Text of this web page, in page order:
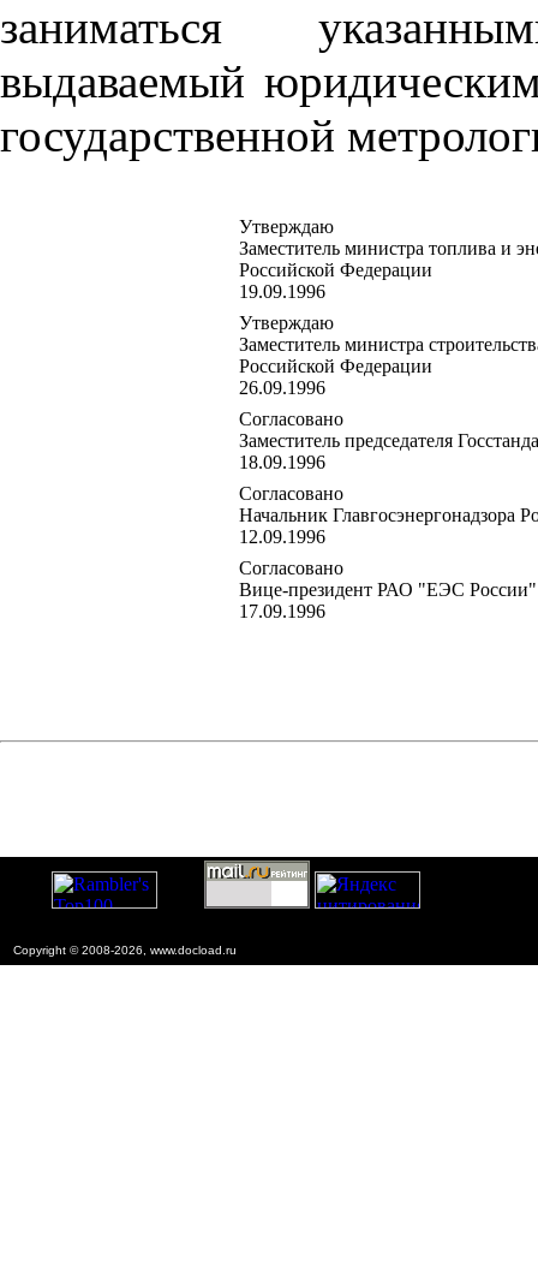
заниматься
выдаваемый
государственной
Утверждаю
Заместитель министра топлива и
Российской Федерации
19.09.1996
Утверждаю
Заместитель министра
Российской Федерации
26.09.1996
Согласовано
Заместитель председателя
18.09.1996
Согласовано
Начальник Главгосэнергонадзора
12.09.1996
Согласовано
Вице-президент РАО "ЕЭС России"
17.09.1996
Copyright © 2008-2026, www.docload.ru